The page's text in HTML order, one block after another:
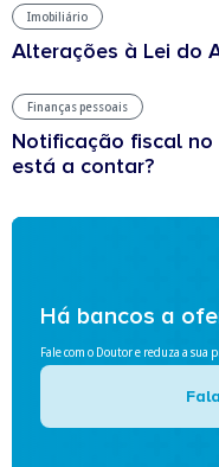
Imobiliário
Alterações à Lei do
Finanças pessoais
Notificação fiscal
está a contar?
Há bancos a
Fale com o Doutor e reduza a sua